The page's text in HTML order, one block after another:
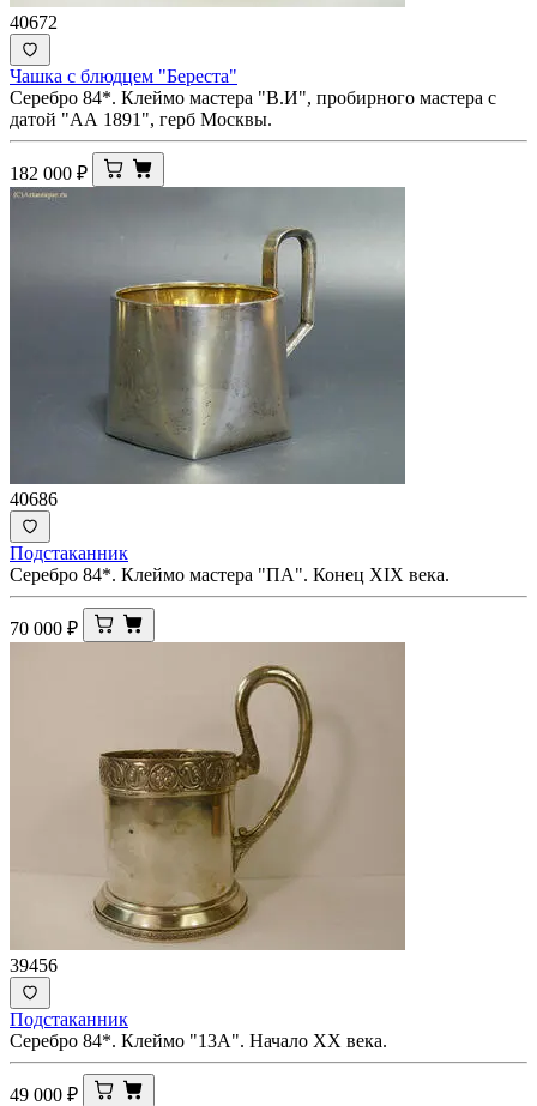
40672
Чашка с блюдцем "Береста"
Серебро 84*. Клеймо мастера "В.И", пробирного мастера с
датой "АА 1891", герб Москвы.
182 000 ₽
40686
Подстаканник
Серебро 84*. Клеймо мастера "ПА". Конец XIX века.
70 000 ₽
39456
Подстаканник
Серебро 84*. Клеймо "13А". Начало ХХ века.
49 000 ₽